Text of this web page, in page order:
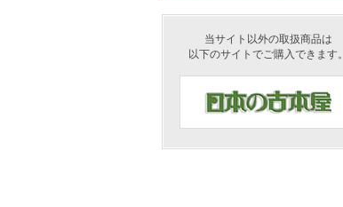
当サイト以外の取扱商品は
以下のサイトでご購入できます。